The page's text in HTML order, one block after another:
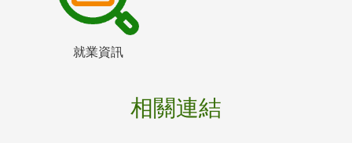
就業資訊
相關連結